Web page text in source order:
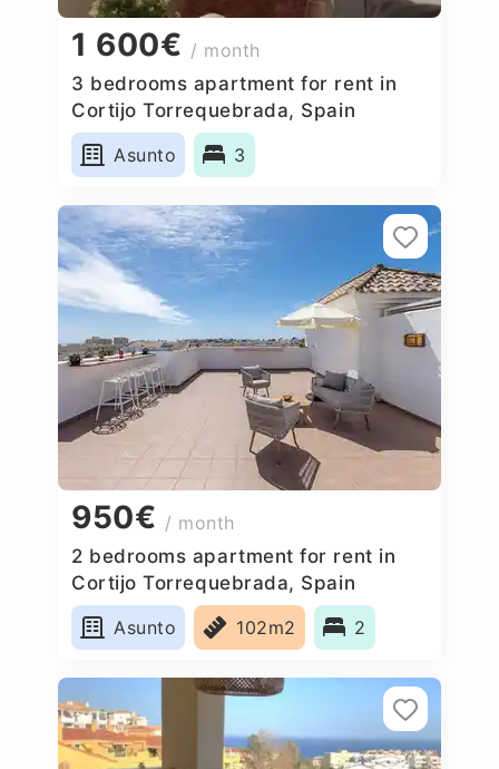
1 600€ / month
3 bedrooms apartment for rent in
Cortijo Torrequebrada, Spain
Asunto
3
950€ / month
2 bedrooms apartment for rent in
Cortijo Torrequebrada, Spain
Asunto
102m2 2